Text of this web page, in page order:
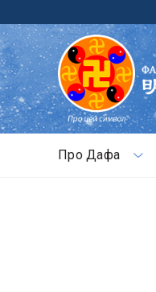
Про Дафа